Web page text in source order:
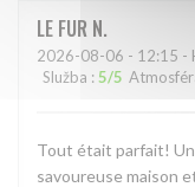
LE FUR N
2026-08-06 - 12:15 -
Služba : 5/5
Tout était parfait!
savoureuse maison